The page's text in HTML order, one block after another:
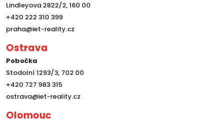
Lindleyova 2822/2, 160 00
+420 222 310 399
praha@iet-reality.cz
Ostrava
Pobočka
Stodolní 1293/3, 702 00
+420 727 983 315
ostrava@iet-reality.cz
Olomouc